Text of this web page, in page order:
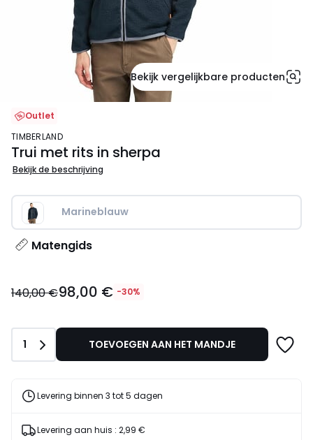
Bekijk vergelijkbare producten
Outlet
TIMBERLAND
Trui met rits in sherpa
Bekijk de beschrijving
Marineblauw
Matengids
€
140,00
€
korting
toegepast.
140,00 €98,00 € -30%
Aantal
1 TOEVOEGEN AAN HET MANDJE
Levering binnen 3 tot 5 dagen
Levering aan huis : 2,99 €